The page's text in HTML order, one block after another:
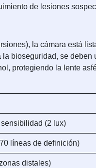
de lesiones
la cámara está
bioseguridad, se deben
protegiendo la lente
(2 lux)
líneas de definición)
distales)